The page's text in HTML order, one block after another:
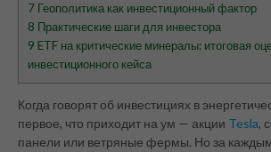
7 Геополитика как инвестиционный фактор
8 Практические шаги для инвестора
9 ETF на критические минералы: итоговая
инвестиционного кейса
Когда говорят об инвестициях в
первое, что приходит на ум — акции Tesla,
панели или ветряные фермы. Но за